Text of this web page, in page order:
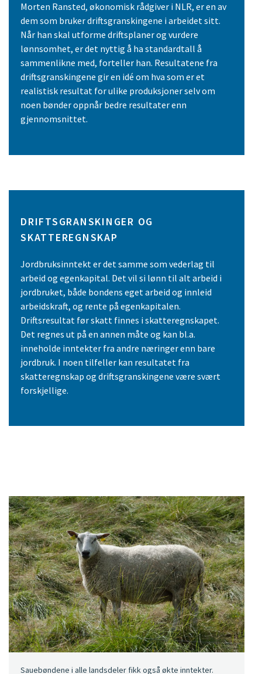
Morten Ransted, økonomisk rådgiver i NLR, er en av
dem som bruker driftsgranskingene i arbeidet sitt.
Når han skal utforme driftsplaner og vurdere
lønnsomhet, er det nyttig å ha standardtall å
sammenlikne med, forteller han. Resultatene fra
driftsgranskingene gir en idé om hva som er et
realistisk resultat for ulike produksjoner selv om
noen bønder oppnår bedre resultater enn
gjennomsnittet.
DRIFTSGRANSKINGER OG
SKATTEREGNSKAP
Jordbruksinntekt er det samme som vederlag til
arbeid og egenkapital. Det vil si lønn til alt arbeid i
jordbruket, både bondens eget arbeid og innleid
arbeidskraft, og rente på egenkapitalen.
Driftsresultat før skatt finnes i skatteregnskapet.
Det regnes ut på en annen måte og kan bl.a.
inneholde inntekter fra andre næringer enn bare
jordbruk. I noen tilfeller kan resultatet fra
skatteregnskap og driftsgranskingene være svært
forskjellige.
Sauebøndene i alle landsdeler fikk også økte inntekter.